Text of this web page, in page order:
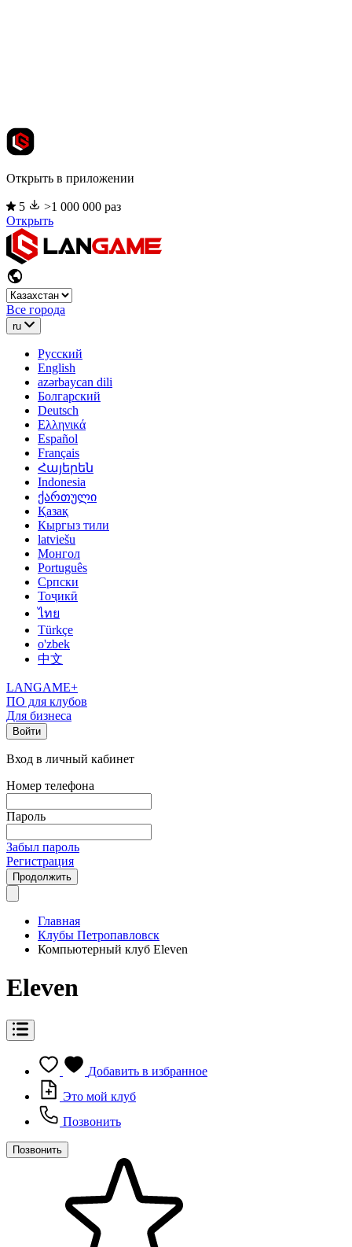
Открыть в приложении
5
>1 000 000 раз
Открыть
Все города
ru
Русский
English
azərbaycan dili
Болгарский
Deutsch
Ελληνικά
Español
Français
Հայերեն
Indonesia
ქართული
Қазақ
Кыргыз тили
latviešu
Монгол
Português
Српски
Тоҷикӣ
ไทย
Türkçe
o'zbek
中文
LANGAME+
ПО для клубов
Для бизнеса
Войти
Вход в личный кабинет
Номер телефона
Пароль
Забыл пароль
Регистрация
Продолжить
Главная
Клубы Петропавловск
Компьютерный клуб Eleven
Eleven
Добавить в избранное
Это мой клуб
Позвонить
Позвонить